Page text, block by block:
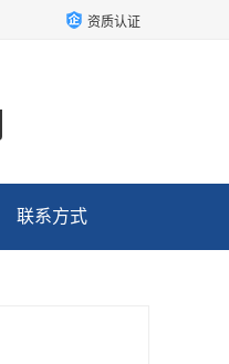
资质认证
联系方式